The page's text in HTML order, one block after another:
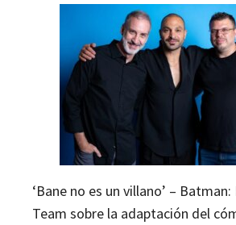
‘Bane no es un villano’ –
Team sobre la adaptación del